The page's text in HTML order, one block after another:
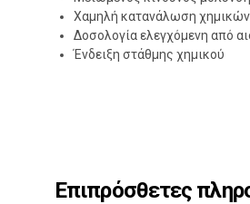
Χαμηλή κατανάλωση χημικών
Δοσολογία ελεγχόμενη από
Ένδειξη στάθμης χημικού
Επιπρόσθετες